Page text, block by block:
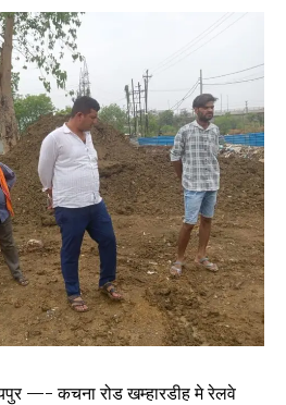
—- कचना रोड खम्हारडीह मे रेलवे